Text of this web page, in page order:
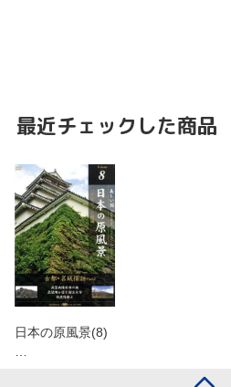
最近チェックした商品
日本の原風景(8)